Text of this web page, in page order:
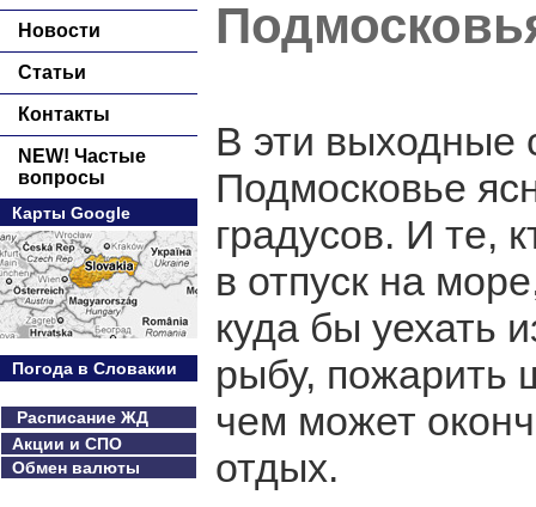
Новости
Статьи
Контакты
NEW! Частые
вопросы
Карты Google
Погода в Словакии
Расписание ЖД
Акции и СПО
Обмен валюты
В эти выходные
Подмосковье
градусов. И те,
в отпуск на
куда бы уехать
рыбу, пожарить
чем может
отдых.